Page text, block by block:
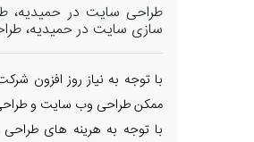
طراحی سایت در حمیدیه،
سازی سایت در حمیدیه،
با توجه به نیاز روز افزون
ممکن طراحی وب سایت و
با توجه به هرینه های